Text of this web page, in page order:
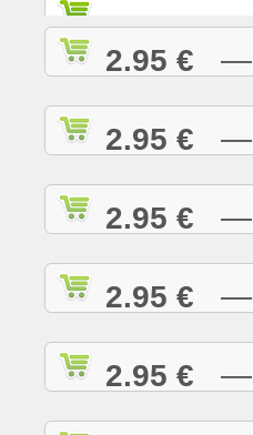
2.95 € —
2.95 € —
2.95 € —
2.95 € —
2.95 € —